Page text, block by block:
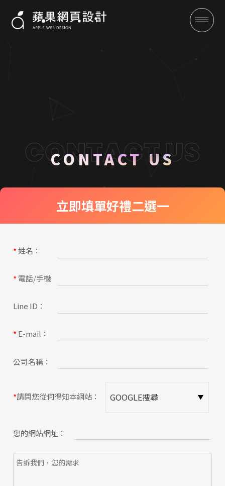
聯絡我們 CONTACT US
全域行銷
行銷專欄
CONTACT US
立即填單好禮二選一
*姓名：
*電話/手機
Line ID：
*E-mail：
公司名稱：
*請問您從何得知本網站：
您的網站網址：